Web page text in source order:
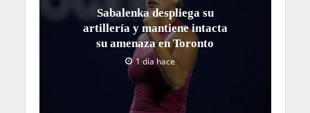
Sabalenka despliega su
artillería y mantiene intacta
su amenaza en Toronto
1 día hace